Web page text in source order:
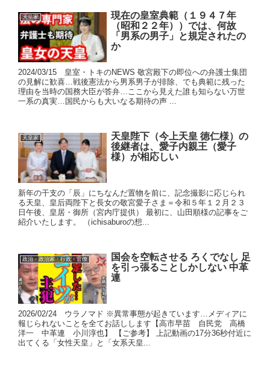
天皇家
現在の皇室典範（１９４７年
（昭和２２年））では、何故
「男系の男子」と規定されたの
か
2024/03/15 皇室・トキのNEWS 敬宮殿下の即位への弁護士集団
の見解に歓喜…戦後憲法から男系男子が排除、でも典範に残った
理由を当時の国務大臣が答弁…ここから見えた誰も知らない万世
一系の真実…国民からも大いなる期待の声 ...
天皇家
天皇陛下（今上天皇 徳仁様）の
後継者は、愛子内親王（愛子
様）が相応しい
新年の干支の「辰」にちなんだ置物を前に、記念撮影に応じられ
る天皇、皇后両陛下と長女の敬宮愛子さま＝令和５年１２月２３
日午後、皇居・御所（宮内庁提供） 最初に、山田順様の記事をご
紹介いたします。 （ichisaburoの想...
政治・政治家・行政・官僚
国会を空転させる ろくでなし 足
を引っ張ることしかしない 中革
連
2026/02/24 ウラノマド ※異常事態が起きています…メディアに
報じられないことを全てお話しします【高市早苗 自民党 高橋
洋一 中革連 小川淳也】 【ご参考】 上記動画の17分36秒付近に
出てくる「女性天皇」と「女系天皇...